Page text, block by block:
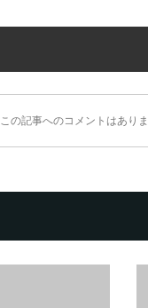
この記事へのコメントはありま